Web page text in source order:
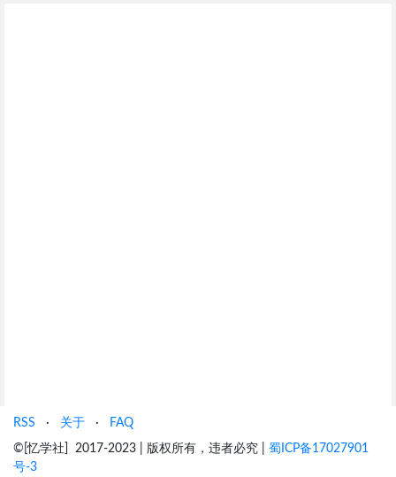
RSS · 关于 ·
FAQ
©[忆学社] 2017-2023 | 版权所有，违者必究 | 蜀ICP备17027901
号-3